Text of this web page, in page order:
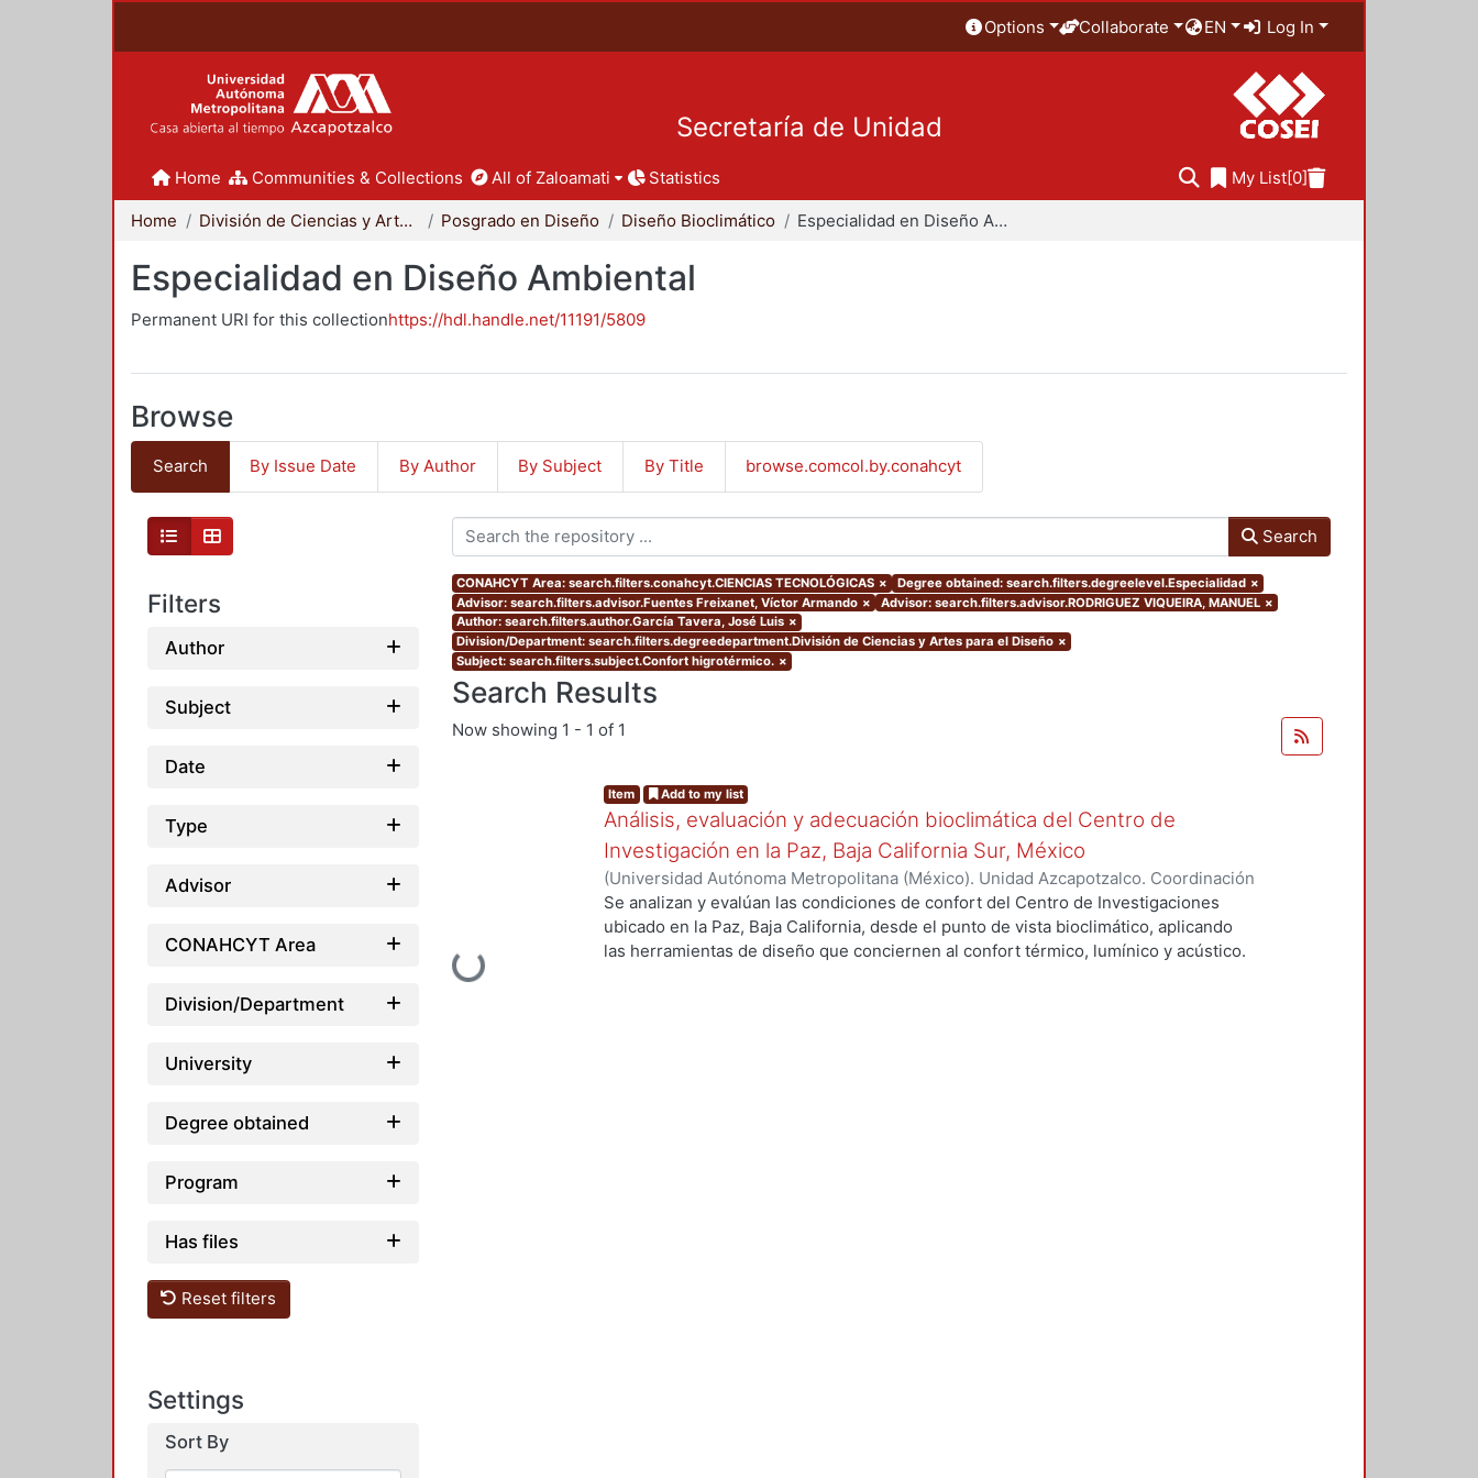
Options Collaborate EN Log In
Secretaría de Unidad
Home Communities & Collections All of Zaloamati Statistics My List[0]
Home División de Ciencias y Artes para el Diseño Posgrado en Diseño Diseño Bioclimático Especialidad en Diseño Ambiental
Especialidad en Diseño Ambiental
Permanent URI for this collectionhttps://hdl.handle.net/11191/5809
Browse
Search By Issue Date By Author By Subject By Title browse.comcol.by.conahcyt
Filters
Author
Subject
Date
Type
Advisor
CONAHCYT Area
Division/Department
University
Degree obtained
Program
Has files
Reset filters
Settings
Sort By
Search
CONAHCYT Area: search.filters.conahcyt.CIENCIAS TECNOLÓGICAS × Degree obtained: search.filters.degreelevel.Especialidad ×
Advisor: search.filters.advisor.Fuentes Freixanet, Víctor Armando × Advisor: search.filters.advisor.RODRIGUEZ VIQUEIRA, MANUEL ×
Author: search.filters.author.García Tavera, José Luis ×
Division/Department: search.filters.degreedepartment.División de Ciencias y Artes para el Diseño ×
Subject: search.filters.subject.Confort higrotérmico. ×
Search Results
Now showing 1 - 1 of 1
Loading...
Item Add to my list
Análisis, evaluación y adecuación bioclimática del Centro de
Investigación en la Paz, Baja California Sur, México
(Universidad Autónoma Metropolitana (México). Unidad Azcapotzalco. Coordinación
de Servicios de Información.,1999-12 )García Tavera, José Luis
Se analizan y evalúan las condiciones de confort del Centro de Investigaciones
ubicado en la Paz, Baja California, desde el punto de vista bioclimático, aplicando
las herramientas de diseño que conciernen al confort térmico, lumínico y acústico.